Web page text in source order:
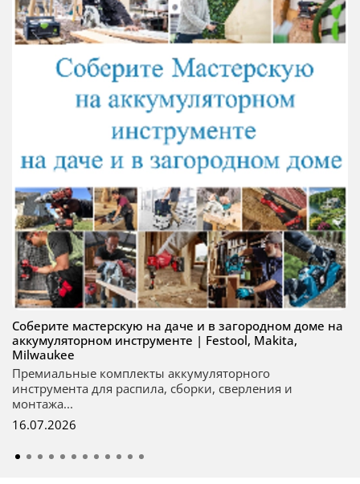
Соберите мастерскую на даче и в загородном доме на
аккумуляторном инструменте | Festool, Makita,
Milwaukee
Премиальные комплекты аккумуляторного
инструмента для распила, сборки, сверления и
монтажа...
16.07.2026